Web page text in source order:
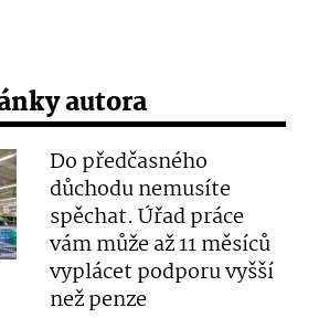
autora
Do předčasného
důchodu nemusíte
spěchat. Úřad práce
vám může až 11 měsíců
vyplácet podporu vyšší
než penze